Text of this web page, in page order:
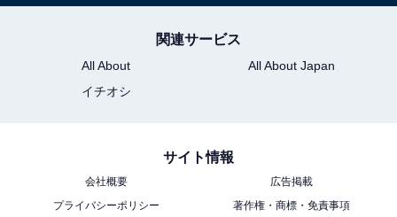
関連サービス
All About
All About Japan
イチオシ
サイト情報
会社概要
広告掲載
プライバシーポリシー
著作権・商標・免責事項